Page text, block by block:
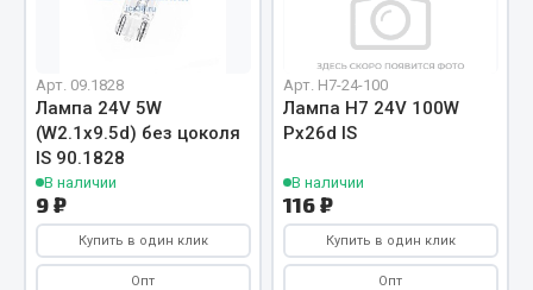
Автономные воздушные отопители
Жидкостные подогреватели
Отопители салона
Подогреватели тосола
Весь раздел
Автотовары
Арт. 09.1828
Лампа 24V 5W
(W2.1х9.5d) без цоколя
IS 90.1828
В наличии
9 ₽
Купить в один клик
Опт
Арт. H7-24-100
Лампа H7 24V 100W
Pх26d IS
В наличии
116 ₽
Купить в один клик
Опт